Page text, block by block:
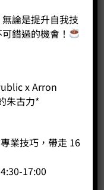
論是提升自我技
錯過的機會！
x Arron
朱古力*
業技巧，帶走 16
17:00